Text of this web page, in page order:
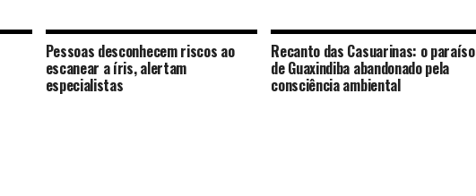
Pessoas desconhecem riscos ao
escanear a íris, alertam
especialistas
Recanto das Casuarinas: o paraíso
de Guaxindiba abandonado pela
consciência ambiental